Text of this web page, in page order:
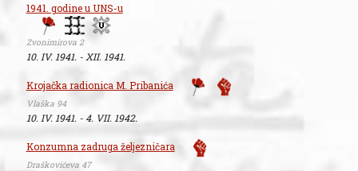
1941. godine u UNS-u
Zvonimirova 2
10. IV. 1941. - XII. 1941.
Krojačka radionica M. Pribanića
Vlaška 94
10. IV. 1941. - 4. VII. 1942.
Konzumna zadruga željezničara
Draškovićeva 47